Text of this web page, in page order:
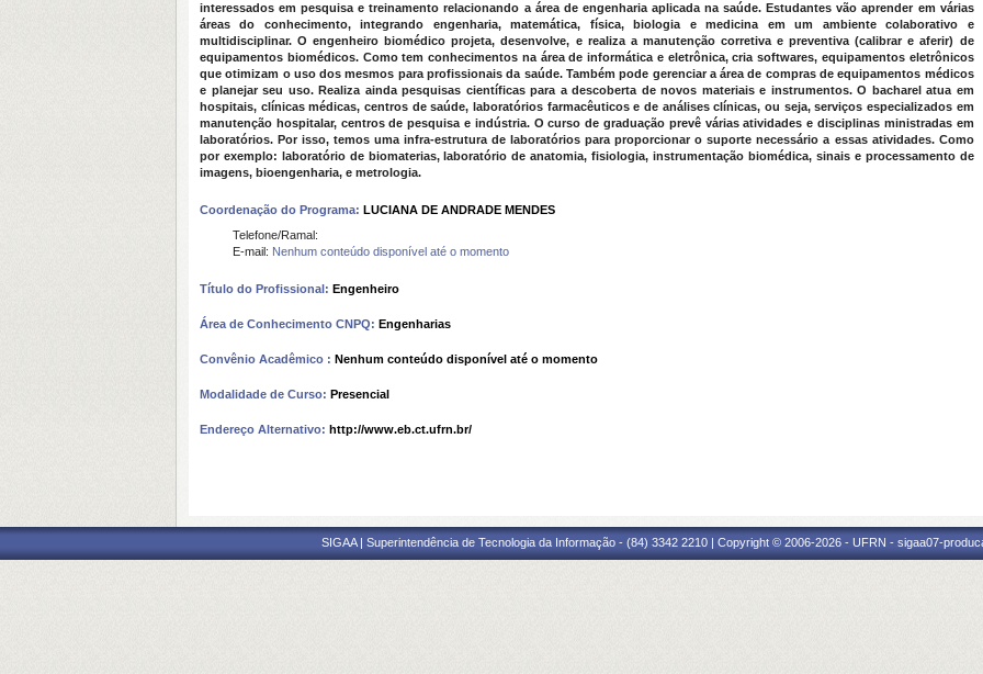
interessados em pesquisa e treinamento relacionando a área de engenharia aplicada na saúde. Estudantes vão aprender em várias
áreas do conhecimento, integrando engenharia, matemática, física, biologia e medicina em um ambiente colaborativo e
multidisciplinar. O engenheiro biomédico projeta, desenvolve, e realiza a manutenção corretiva e preventiva (calibrar e aferir) de
equipamentos biomédicos. Como tem conhecimentos na área de informática e eletrônica, cria softwares, equipamentos eletrônicos
que otimizam o uso dos mesmos para profissionais da saúde. Também pode gerenciar a área de compras de equipamentos médicos
e planejar seu uso. Realiza ainda pesquisas científicas para a descoberta de novos materiais e instrumentos. O bacharel atua em
hospitais, clínicas médicas, centros de saúde, laboratórios farmacêuticos e de análises clínicas, ou seja, serviços especializados em
manutenção hospitalar, centros de pesquisa e indústria. O curso de graduação prevê várias atividades e disciplinas ministradas em
laboratórios. Por isso, temos uma infra-estrutura de laboratórios para proporcionar o suporte necessário a essas atividades. Como
por exemplo: laboratório de biomaterias, laboratório de anatomia, fisiologia, instrumentação biomédica, sinais e processamento de
imagens, bioengenharia, e metrologia.
Coordenação do Programa: LUCIANA DE ANDRADE MENDES
Telefone/Ramal:
E-mail: Nenhum conteúdo disponível até o momento
Título do Profissional: Engenheiro
Área de Conhecimento CNPQ: Engenharias
Convênio Acadêmico : Nenhum conteúdo disponível até o momento
Modalidade de Curso: Presencial
Endereço Alternativo: http://www.eb.ct.ufrn.br/
SIGAA | Superintendência de Tecnologia da Informação - (84) 3342 2210 | Copyright © 2006-2026 - UFRN - sigaa07-